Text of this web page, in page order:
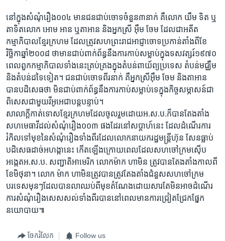
នៅ​ក្នុង​សំណុំរឿង​០០៤ ​មាន​ជនជាប់ចោទ​ចំនួន​៣​នាក់​ គឺ​លោក ​យឹម ទិត ឬ​
តាទិត​លោក អោម អាន ឬ​តាអាន ​និង​អ្នកស្រី ​អ៊ឹម ចែម ​ដែល​ជា​អតីត​
កម្មាភិបាល​ខ្មែរក្រហម​ ដែល​ត្រូវ​សហព្រះរាជអាជ្ញា​ចោទ​ប្រកាន់​តាំង​ពី​ខែ​
វិច្ឆិកា​ឆ្នាំ​២០០៨​ ថា​មាន​ជាប់​ពាក់ព័ន្ធ​នឹង​ការ​កាប់​សម្លាប់​ក្នុង​ទសវត្សរ៍​១៩៧០ ​
ពេល​ពួក​កម្មាភិបាល​ទាំងនេះ​គ្រប់គ្រង​ក្នុង​តំបន់​ពាយ័ព្យ​ប្រទេស​ តំបន់​មជ្ឈឹម ​
និង​តំបន់​ដទៃ​ទៀត។ ជនជាប់ចោទ​ពីរ​នាក់​ គឺ​អ្នកស្រី​អ៊ឹម ចែម​ និង​តាអាន​
បាន​បដិសេធ​ថា ​មិន​ជាប់ពាក់ព័ន្ធ​នឹង​ការ​កាប់សម្លាប់​ទេ​ក្នុង​កិច្ច​សម្ភាសន៍​ជា
ពិសេស​ជាមួយ​វីអូអេ​ជា​បន្តបន្ទាប់។
សាលាក្តី​កាត់ទោស​ខ្មែរក្រហម​ដែល​ចូលរួម​ដោយ​អ.ស.ប.​ក៏​បាន​តែងតាំង​
សហមេធាវី​ដល់​សំណុំរឿង​០០៣​ ផងដែរ​នៅ​សប្តាហ៍​នេះ​ ដែល​ដំណើរការ​
រំកិល​ទៅ​មុខ​នៃ​សំណុំរឿង​ទាំង​ពីរ​ដែល​លោក​នាយករដ្ឋមន្ត្រី​ហ៊ុន សែន​ធ្លាប់​
បដិសេធ​ដាច់​អហង្កា​នេះ​ កើត​ឡើង​ក្រោយ​ពេល​ដែល​សហចៅក្រម​ស៊ើប
អង្កេត​អ.ស.ប. សញ្ជាតិ​អាមេរិក​ លោក​ម៉ាក ហាមិន​ ត្រូវ​បាន​តែងតាំង​កាល​ពី​
ខែ​មិថុនា។​ លោក ម៉ាក ហាមិន​ត្រូវ​បាន​ត្រូវ​តែងតាំង​ជំនួស​សហចៅក្រម​
បរទេស​មុនៗ​ដែល​បាន​លាឈប់​ពី​មុខ​តំណែង​ដោយសារ​តែ​មិន​អាច​ដំណើរ
ការ​សំណុំរឿង​សេសសល់​ទាំង​ពីរ​បាន​នៅ​ពេល​មាន​ការ​ជ្រៀតជ្រែក​ផ្នែក​
នយោបាយ៕
ចែករំលែក Follow us